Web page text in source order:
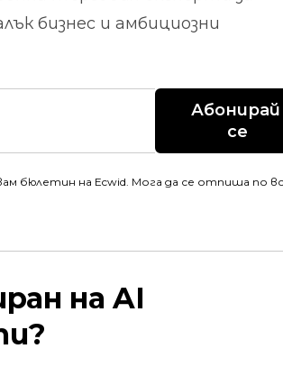
бизнес и амбициозни
Абонирай
се
бюлетин на Ecwid. Мога да се отпиша по
на AI